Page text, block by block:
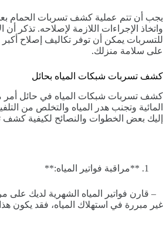
يجب أن تتم عملية كشف تسربات الحمام
واتخاذ الإجراءات اللازمة لإصلاحه. تذكر أن
للتسربات يمكن أن توفر تكاليف إصلاح
على سلامة منزلك.
كشف تسربات شبكات المياه بحائل
كشف تسربات شبكات المياه في حائل أمر
المائية وتجنب هدر المياه والتخلص من
إليك بعض الخطوات والنصائح لكيفية كشف
**مراقبة فواتير المياه:**
– قارن فواتير المياه الشهرية لديك على
غير مبررة في استهلاك المياه، فقد يكون